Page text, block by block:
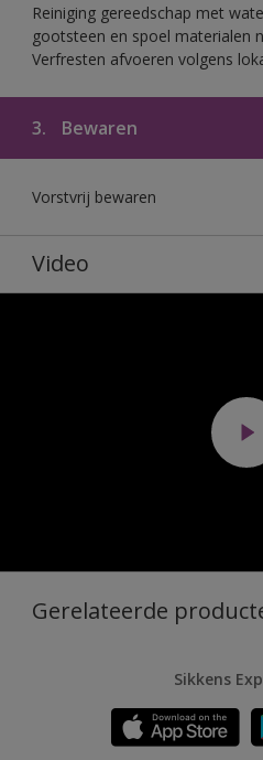
Reiniging gereedschap met
gootsteen en spoel materialen
Verfresten afvoeren volgens
3. Bewaren
Vorstvrij bewaren
Video
Gerelateerde
Sikkens